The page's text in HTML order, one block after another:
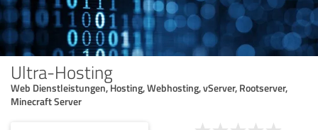
Ultra-Hosting
Web Dienstleistungen, Hosting, Webhosting, vServer, Rootserver,
Minecraft Server